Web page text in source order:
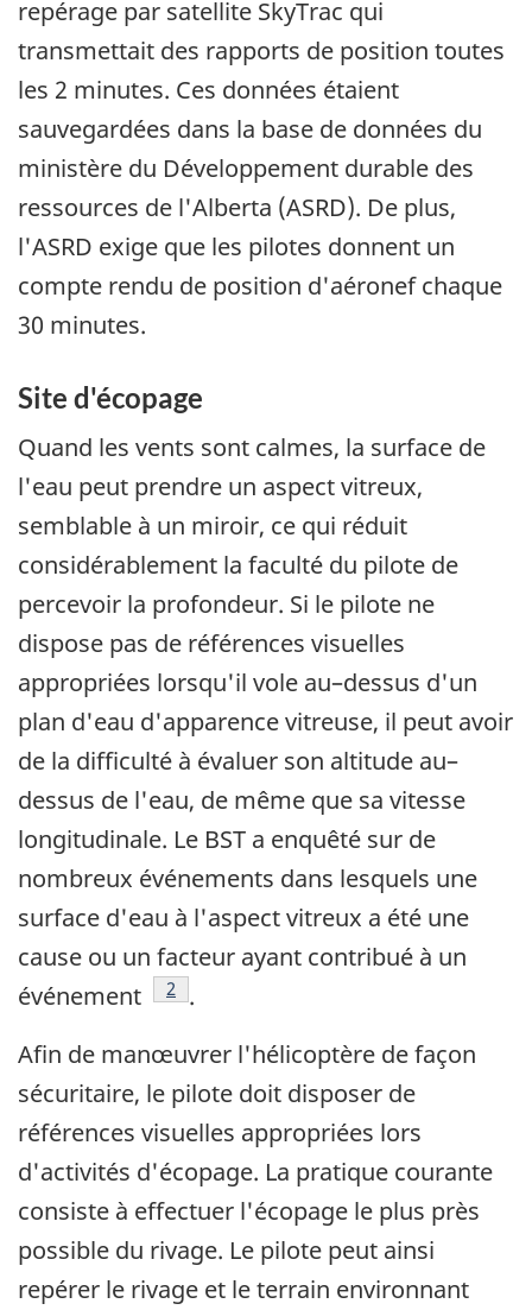
repérage par satellite SkyTrac qui
transmettait des rapports de position toutes
les 2 minutes. Ces données étaient
sauvegardées dans la base de données du
ministère du Développement durable des
ressources de l'Alberta (ASRD). De plus,
l'ASRD exige que les pilotes donnent un
compte rendu de position d'aéronef chaque
30 minutes.
Site d'écopage
Quand les vents sont calmes, la surface de
l'eau peut prendre un aspect vitreux,
semblable à un miroir, ce qui réduit
considérablement la faculté du pilote de
percevoir la profondeur. Si le pilote ne
dispose pas de références visuelles
appropriées lorsqu'il vole au–dessus d'un
plan d'eau d'apparence vitreuse, il peut avoir
de la difficulté à évaluer son altitude au–
dessus de l'eau, de même que sa vitesse
longitudinale. Le BST a enquêté sur de
nombreux événements dans lesquels une
surface d'eau à l'aspect vitreux a été une
cause ou un facteur ayant contribué à un
événement
Note de bas de page
2 .
Afin de manœuvrer l'hélicoptère de façon
sécuritaire, le pilote doit disposer de
références visuelles appropriées lors
d'activités d'écopage. La pratique courante
consiste à effectuer l'écopage le plus près
possible du rivage. Le pilote peut ainsi
repérer le rivage et le terrain environnant